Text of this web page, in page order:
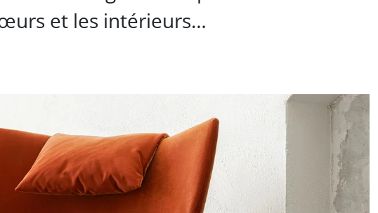
et les intérieurs…